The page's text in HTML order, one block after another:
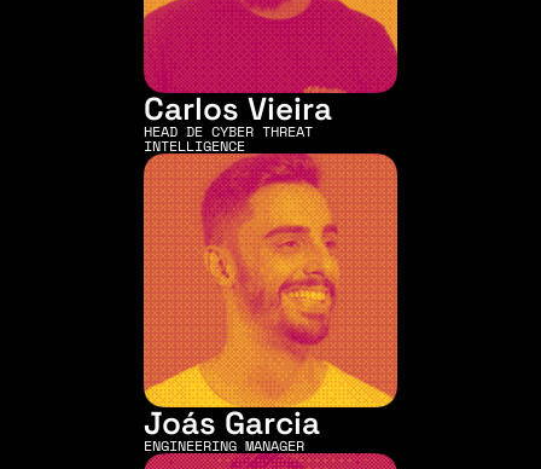
Carlos Vieira
HEAD DE CYBER THREAT
INTELLIGENCE
Joás Garcia
ENGINEERING MANAGER